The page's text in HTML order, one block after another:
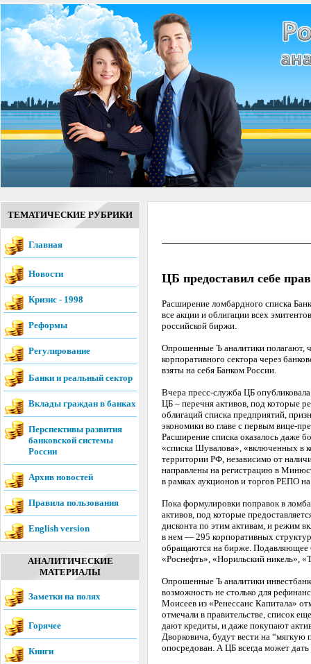
ТЕМАТИЧЕСКИЕ РУБРИКИ
Главная
Новости
Кризис - 1998
Реформы
Регулирование
Банки и реальный сектор
Вклады граждан в банках
Перспективы развития
банковской системы
России
Архив новостей
Правила пользования
English version
АНАЛИТИЧЕСКИЕ
МАТЕРИАЛЫ
Заметки на полях
Горячее
Книги
ЦБ предоставил себе
Расширение ломбардного списка
все акции и облигации всех
российской биржи.
Опрошенные Ъ аналитики полагают,
корпоративного сектора через
взяты на себя Банком России.
Вчера пресс-служба ЦБ
ЦБ – перечня активов, под которые
облигаций списка предприятий,
экономики во главе с первым вице-
Расширение списка оказалось даже
«списка Шувалова», «включенных в
территории РФ, независимо от
направлены на регистрацию в
в рамках аукционов и торгов РЕПО
Пока формулировки поправок в
активов, под которые
дисконта по этим активам, и режим
в нем — 295 корпоративных
обращаются на бирже. Подавляющее
«Роснефть», «Норильский никель»,
Опрошенные Ъ аналитики
возможность не столько для
Моисеев из «Ренессанс Капитала»
отмечали в правительстве, список
дают кредиты, и даже покупают
Дворковича, будут вести на “мягкую
опосредован. А ЦБ всегда может